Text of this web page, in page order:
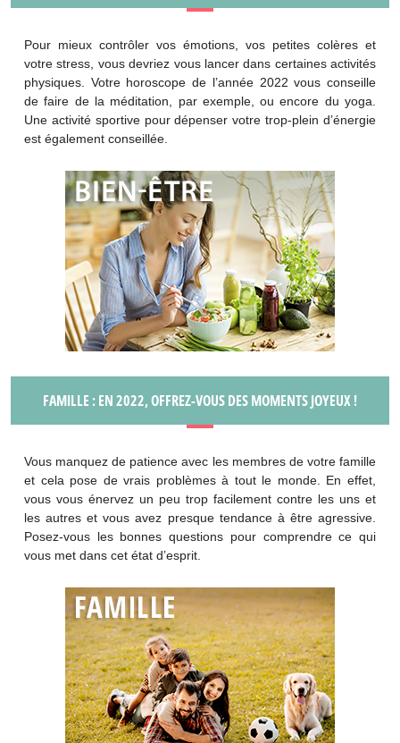
Pour mieux contrôler vos émotions, vos petites colères et
votre stress, vous devriez vous lancer dans certaines activités
physiques. Votre horoscope de l’année 2022 vous conseille
de faire de la méditation, par exemple, ou encore du yoga.
Une activité sportive pour dépenser votre trop-plein d’énergie
est également conseillée.
FAMILLE : EN 2022, OFFREZ-VOUS DES MOMENTS JOYEUX !
Vous manquez de patience avec les membres de votre famille
et cela pose de vrais problèmes à tout le monde. En effet,
vous vous énervez un peu trop facilement contre les uns et
les autres et vous avez presque tendance à être agressive.
Posez-vous les bonnes questions pour comprendre ce qui
vous met dans cet état d’esprit.